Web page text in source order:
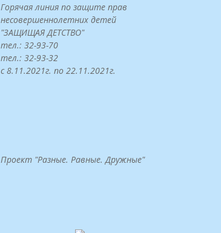
Горячая линия по защите прав
несовершеннолетних детей
"ЗАЩИЩАЯ ДЕТСТВО"
тел.: 32-93-70
тел.: 32-93-32
с 8.11.2021г. по 22.11.2021г.
Проект "Разные. Равные. Дружные"